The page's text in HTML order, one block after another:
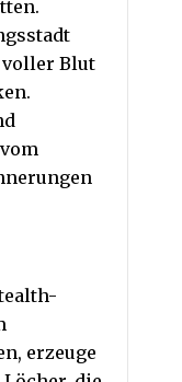
voller Blut
erzeuge